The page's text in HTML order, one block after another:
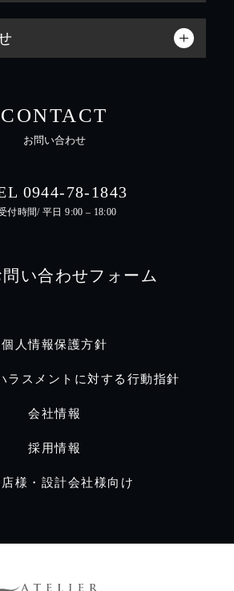
CONTACT
お問い合わせ
0944-78-1843
付時間/ 平日 9:00 – 18:00
問い合わせフォーム
個人情報保護方針
ラスメントに対する行動指針
会社情報
採用情報
様・設計会社様向け